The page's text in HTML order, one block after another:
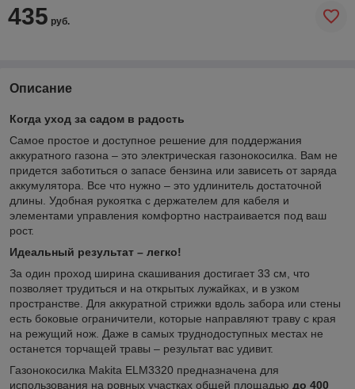
435 руб.
Описание
Когда уход за садом в радость
Самое простое и доступное решение для поддержания
аккуратного газона – это электрическая газонокосилка. Вам не
придется заботиться о запасе бензина или зависеть от заряда
аккумулятора. Все что нужно – это удлинитель достаточной
длины. Удобная рукоятка с держателем для кабеля и
элементами управления комфортно настраивается под ваш
рост.
Идеальный результат – легко!
За один проход ширина скашивания достигает 33 см, что
позволяет трудиться и на открытых лужайках, и в узком
пространстве. Для аккуратной стрижки вдоль забора или стены
есть боковые ограничители, которые направляют траву с края
на режущий нож. Даже в самых труднодоступных местах не
останется торчащей травы – результат вас удивит.
Газонокосилка Makita ELM3320 предназначена для
использования на ровных участках общей площадью до 400